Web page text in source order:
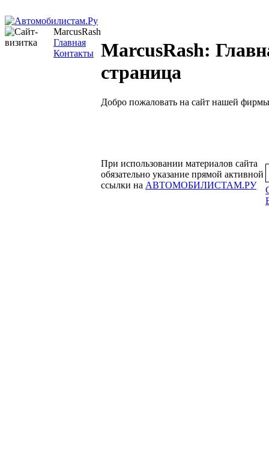
MarcusRash
Главная
Контакты
MarcusRash:
страница
Добро пожаловать на сайт нашей
При использовании материалов сайта
обязательно указание прямой активной
ссылки на АВТОМОБИЛИСТАМ.РУ